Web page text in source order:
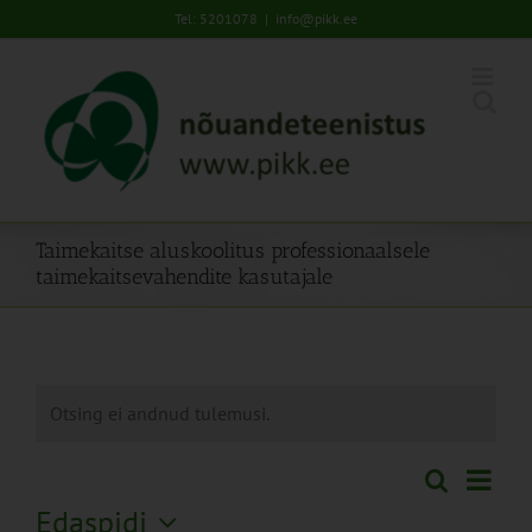
to
Tel: 5201078 | info@pikk.ee
Taimekaitse aluskoolitus professionaalsele
taimekaitsevahendite kasutajale
Otsing ei andnud tulemusi.
Sündmused
Otsi
Edaspidi